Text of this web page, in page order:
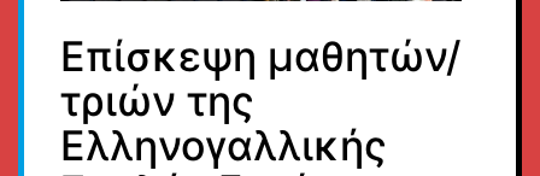
Επίσκεψη μαθητών/
τριών της
Ελληνογαλλικής